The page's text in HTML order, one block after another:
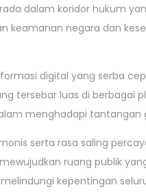
dalam koridor hukum
keamanan negara dan
digital yang serba
tersebar luas di berbagai
menghadapi tantangan
serta rasa saling
ruang publik
kepentingan